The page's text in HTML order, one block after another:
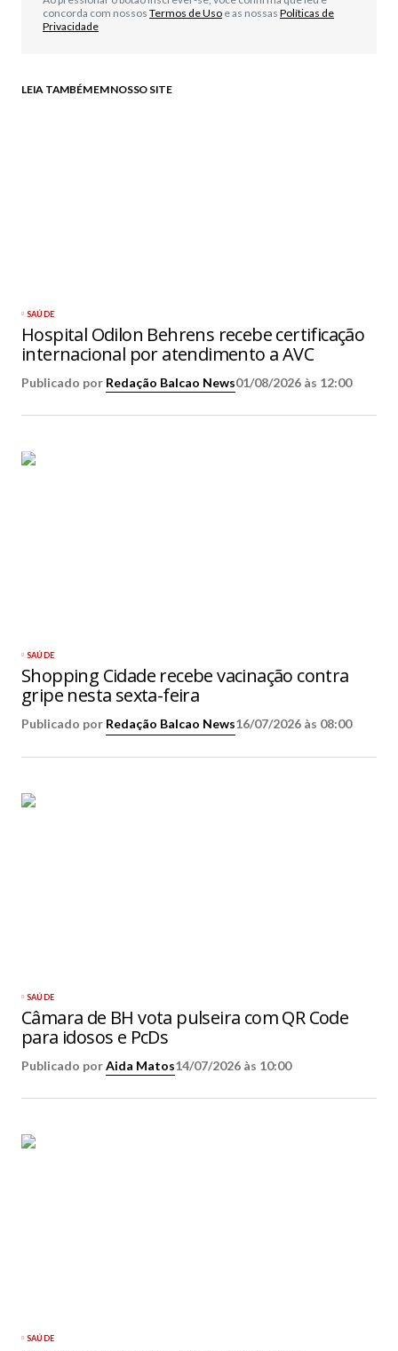
concorda com nossos Termos de Uso e as nossas Políticas de
Privacidade
LEIA TAMBÉM EM NOSSO SITE
SAÚDE
Hospital Odilon Behrens recebe certificação
internacional por atendimento a AVC
Publicado por Redação Balcao News01/08/2026 às 12:00
SAÚDE
Shopping Cidade recebe vacinação contra
gripe nesta sexta-feira
Publicado por Redação Balcao News16/07/2026 às 08:00
SAÚDE
Câmara de BH vota pulseira com QR Code
para idosos e PcDs
Publicado porAida Matos14/07/2026 às 10:00
SAÚDE